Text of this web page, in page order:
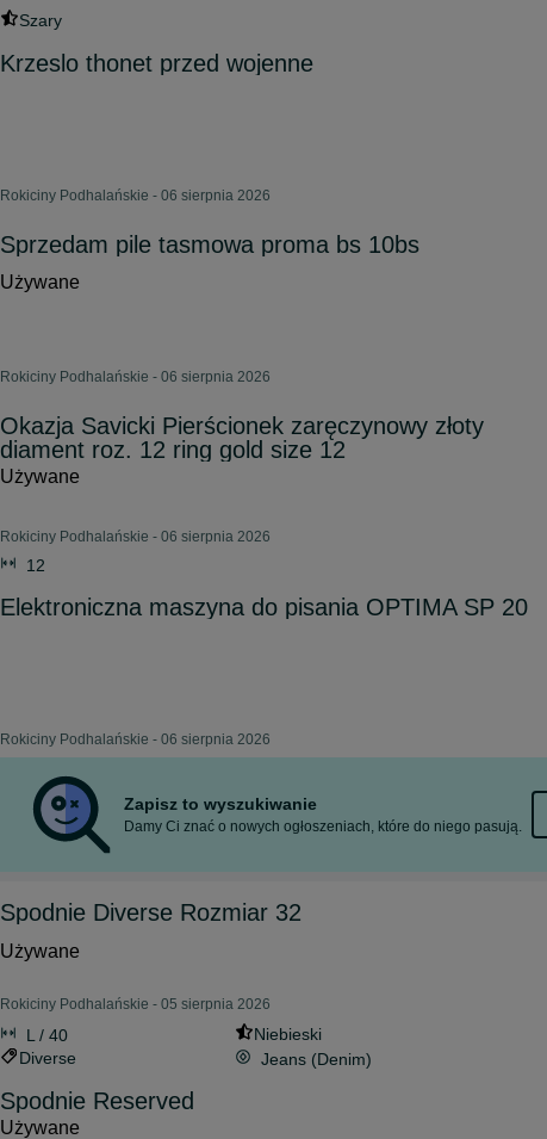
Szary
Krzeslo thonet przed wojenne
Rokiciny Podhalańskie - 06 sierpnia 2026
Sprzedam pile tasmowa proma bs 10bs
Używane
Rokiciny Podhalańskie - 06 sierpnia 2026
Okazja Savicki Pierścionek zaręczynowy złoty
diament roz. 12 ring gold size 12
Używane
Rokiciny Podhalańskie - 06 sierpnia 2026
12
Elektroniczna maszyna do pisania OPTIMA SP 20
Rokiciny Podhalańskie - 06 sierpnia 2026
Zapisz to wyszukiwanie
Damy Ci znać o nowych ogłoszeniach, które do niego pasują.
Spodnie Diverse Rozmiar 32
Używane
Rokiciny Podhalańskie - 05 sierpnia 2026
L / 40
Niebieski
Diverse
Jeans (Denim)
Spodnie Reserved
Używane